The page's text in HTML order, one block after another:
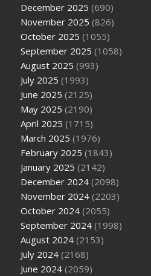
December 2025 (690)
November 2025 (826)
October 2025 (1055)
September 2025 (1058)
August 2025 (993)
July 2025 (1993)
June 2025 (2125)
May 2025 (2190)
April 2025 (1715)
March 2025 (1976)
February 2025 (1843)
January 2025 (2142)
December 2024 (2098)
November 2024 (2203)
October 2024 (2055)
September 2024 (1998)
August 2024 (2153)
July 2024 (2168)
June 2024 (2059)